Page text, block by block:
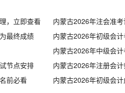
，立即查看
内蒙古2026年注会准
最终成绩
内蒙古2026年初级会
内蒙古2026年中级会
节点安排
内蒙古2026年注册会
前必看
内蒙古2026年初级会